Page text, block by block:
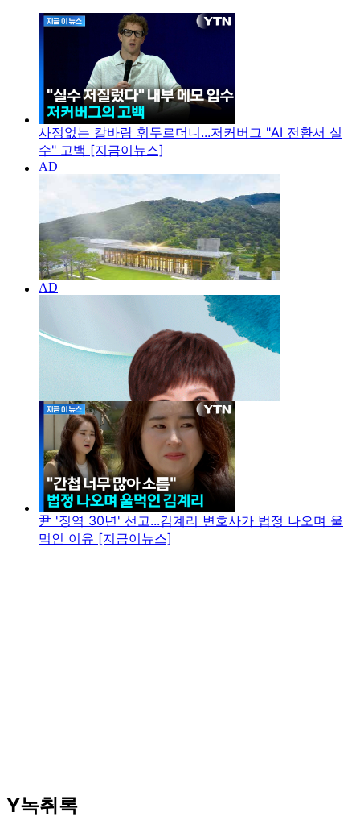
사정없는 칼바람 휘두르더니...저커버그 "AI 전환서 실
수" 고백 [지금이뉴스]
尹 '징역 30년' 선고...김계리 변호사가 법정 나오며 울
먹인 이유 [지금이뉴스]
Y녹취록